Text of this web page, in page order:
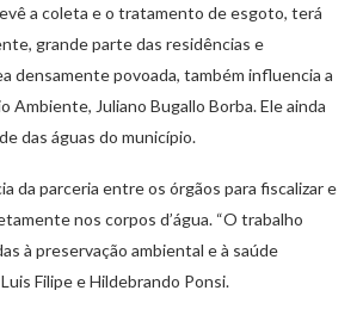
a coleta e o tratamento de esgoto, terá
grande parte das residências e
densamente povoada, também influencia a
Ambiente, Juliano Bugallo Borba. Ele ainda
das águas do município.
da parceria entre os órgãos para fiscalizar e
nos corpos d’água. “O trabalho
à preservação ambiental e à saúde
Filipe e Hildebrando Ponsi.